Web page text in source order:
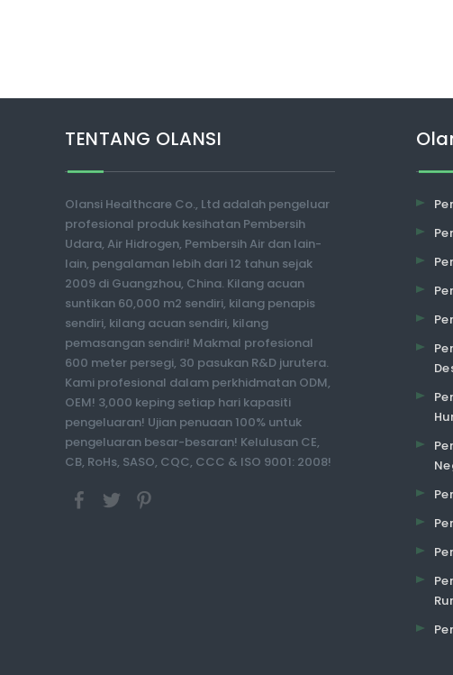
TENTANG OLANSI
Olansi Healthcare Co., Ltd adalah pengeluar
profesional produk kesihatan Pembersih
Udara, Air Hidrogen, Pembersih Air dan lain-
lain, pengalaman lebih dari 12 tahun sejak
2009 di Guangzhou, China. Kilang acuan
suntikan 60,000 m2 sendiri, kilang penapis
sendiri, kilang acuan sendiri, kilang
pemasangan sendiri! Makmal profesional
600 meter persegi, 30 pasukan R&D jurutera.
Kami profesional dalam perkhidmatan ODM,
OEM! 3,000 keping setiap hari kapasiti
pengeluaran! Ujian penuaan 100% untuk
pengeluaran besar-besaran! Kelulusan CE,
CB, RoHs, SASO, CQC, CCC & ISO 9001: 2008!